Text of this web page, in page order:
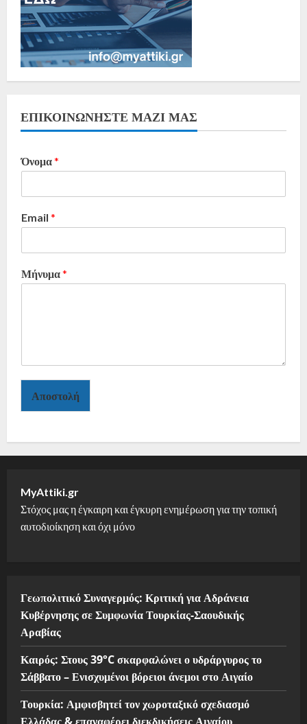
ΕΠΙΚΟΙΝΩΝΗΣΤΕ ΜΑΖΙ ΜΑΣ
Όνομα*
Email *
Μήνυμα*
Αποστολή
MyAttiki.gr
Στόχος μας η έγκαιρη και έγκυρη ενημέρωση για την τοπική
αυτοδιοίκηση και όχι μόνο
Γεωπολιτικό Συναγερμός: Κριτική για Αδράνεια
Κυβέρνησης σε Συμφωνία Τουρκίας-Σαουδικής
Αραβίας
Καιρός: Στους 39°C σκαρφαλώνει ο υδράργυρος το
Σάββατο – Ενισχυμένοι βόρειοι άνεμοι στο Αιγαίο
Τουρκία: Αμφισβητεί τον χωροταξικό σχεδιασμό